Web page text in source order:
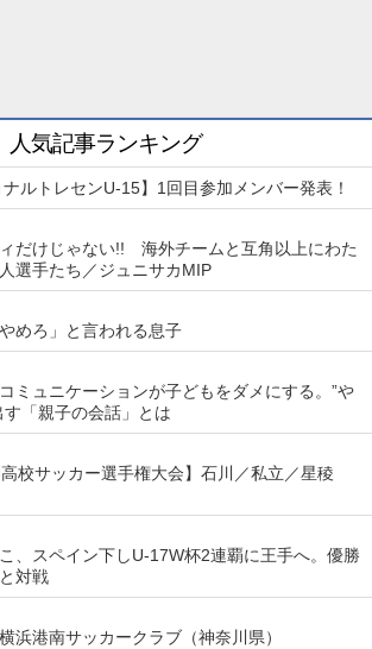
人気記事ランキング
ナルトレセンU-15】1回目参加メンバー発表！
だけじゃない!! 海外チームと互角以上にわた
選手たち／ジュニサカMIP
めろ」と言われる息子
ミュニケーションが子どもをダメにする。”や
す「親子の会話」とは
高校サッカー選手権大会】石川／私立／星稜
、スペイン下しU-17W杯2連覇に王手へ。優勝
対戦
浜港南サッカークラブ（神奈川県）